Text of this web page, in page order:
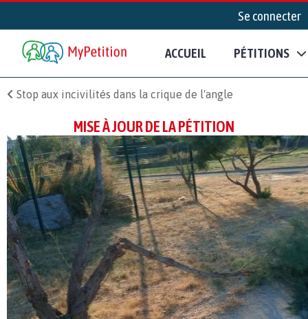
Se connecter
ACCUEIL PÉTITIONS
Stop aux incivilités dans la crique de l'angle
MISE À JOUR DE LA PÉTITION